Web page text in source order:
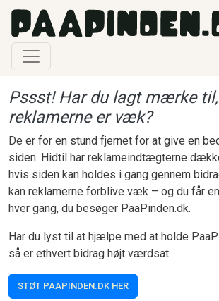
Gå til hovedindhold
Pssst! Har du lagt mærke
reklamerne er væk?
De er for en stund fjernet for at give en
siden. Hidtil har reklameindtægterne
hvis siden kan holdes i gang gennem
kan reklamerne forblive væk – og du får
hver gang, du besøger PaaPinden.dk.
Har du lyst til at hjælpe med at holde
så er ethvert bidrag højt værdsat.
STØT PAAPINDEN.DK HER